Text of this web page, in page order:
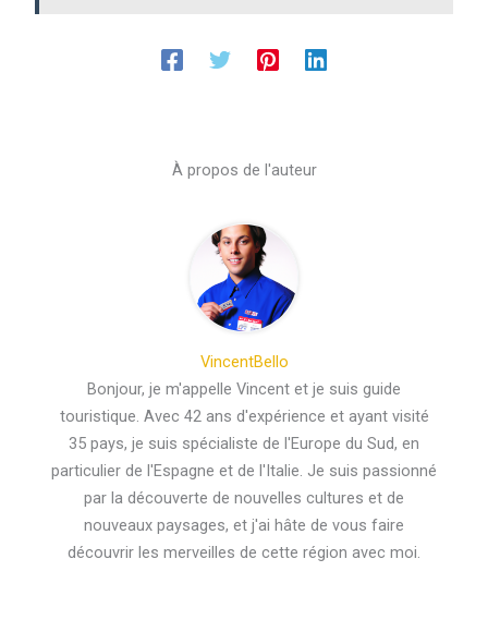
À propos de l'auteur
VincentBello
Bonjour, je m'appelle Vincent et je suis guide
touristique. Avec 42 ans d'expérience et ayant visité
35 pays, je suis spécialiste de l'Europe du Sud, en
particulier de l'Espagne et de l'Italie. Je suis passionné
par la découverte de nouvelles cultures et de
nouveaux paysages, et j'ai hâte de vous faire
découvrir les merveilles de cette région avec moi.